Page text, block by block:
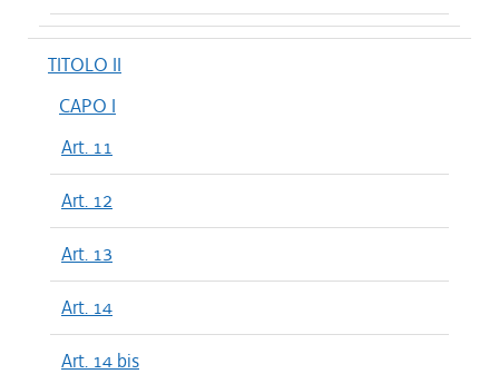
TITOLO II
CAPO I
Art. 11
Art. 12
Art. 13
Art. 14
Art. 14 bis